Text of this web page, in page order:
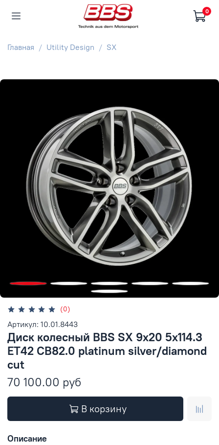
0
Главная Utility Design SX
(0)
Артикул: 10.01.8443
Диск колесный BBS SX 9x20 5x114.3
ET42 CB82.0 platinum silver/diamond
cut
70 100.00 руб
В корзину
Описание